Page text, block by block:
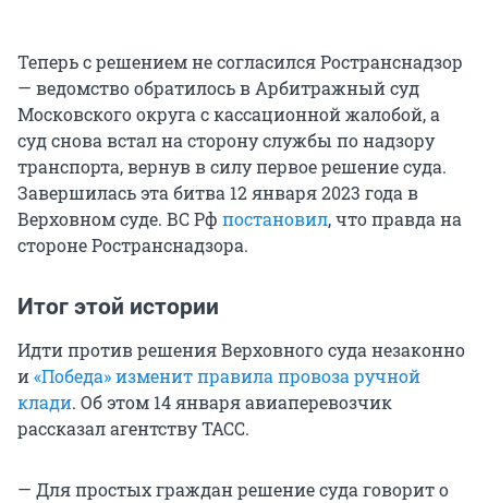
Теперь с решением не согласился Ространснадзор
— ведомство обратилось в Арбитражный суд
Московского округа с кассационной жалобой, а
суд снова встал на сторону службы по надзору
транспорта, вернув в силу первое решение суда.
Завершилась эта битва 12 января 2023 года в
Верховном суде. ВС Рф постановил, что правда на
стороне Ространснадзора.
Итог этой истории
Идти против решения Верховного суда незаконно
и«Победа» изменит правила провоза ручной
клади. Об этом 14 января авиаперевозчик
рассказал агентству ТАСС.
— Для простых граждан решение суда говорит о